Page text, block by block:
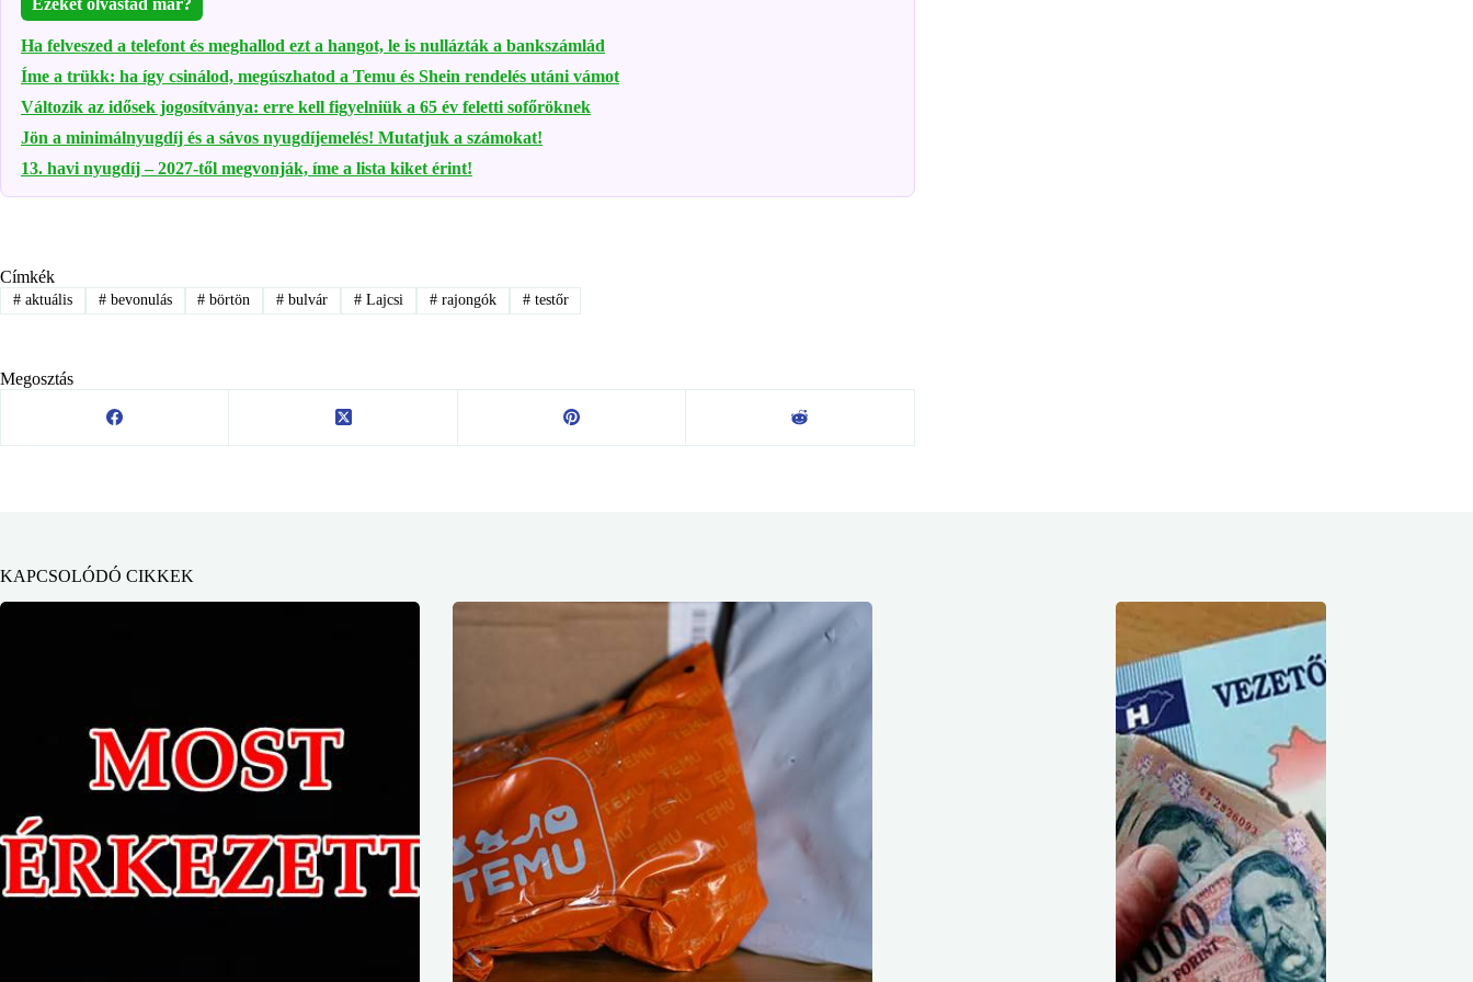
Ezeket olvastad már?
Ha felveszed a telefont és meghallod ezt a hangot, le is nullázták a bankszámlád
Íme a trükk: ha így csinálod, megúszhatod a Temu és Shein rendelés utáni vámot
Változik az idősek jogosítványa: erre kell figyelniük a 65 év feletti sofőröknek
Jön a minimálnyugdíj és a sávos nyugdíjemelés! Mutatjuk a számokat!
13. havi nyugdíj – 2027-től megvonják, íme a lista kiket érint!
Címkék
#aktuális #bevonulás # börtön # bulvár # Lajcsi #rajongók #testőr
Megosztás
KAPCSOLÓDÓ CIKKEK